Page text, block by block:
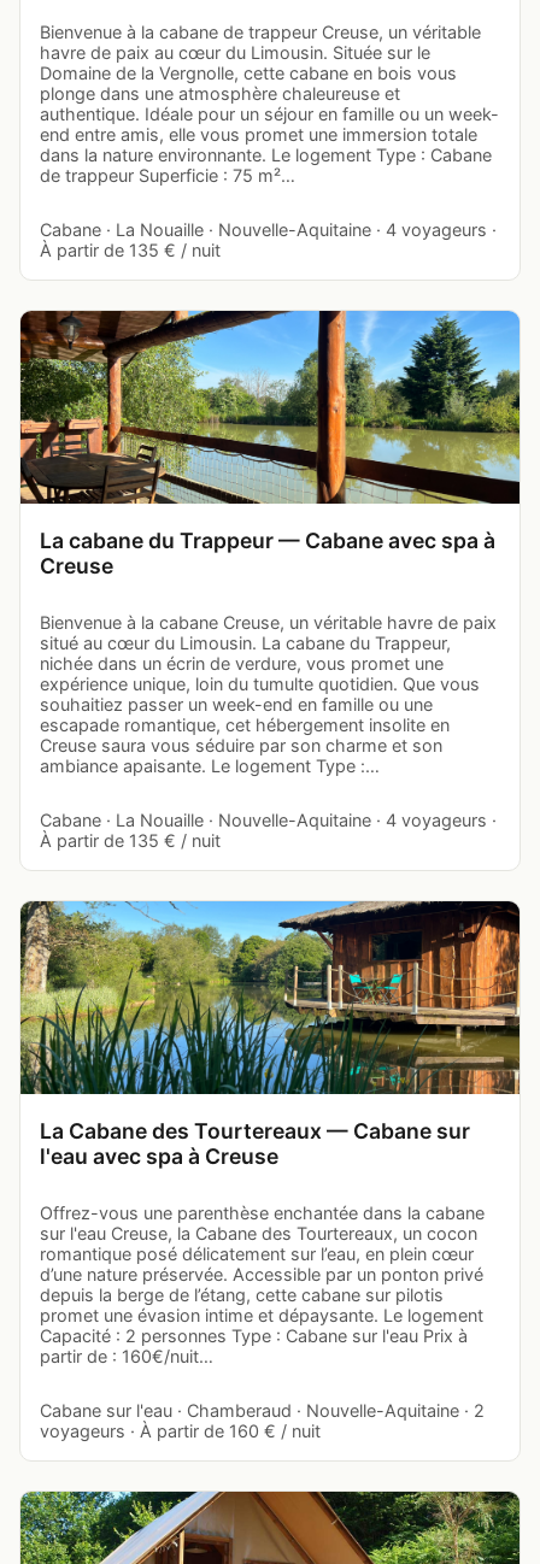
Bienvenue à la cabane de trappeur Creuse, un véritable
havre de paix au cœur du Limousin. Située sur le
Domaine de la Vergnolle, cette cabane en bois vous
plonge dans une atmosphère chaleureuse et
authentique. Idéale pour un séjour en famille ou un week-
end entre amis, elle vous promet une immersion totale
dans la nature environnante. Le logement Type : Cabane
de trappeur Superficie : 75 m²…
Cabane · La Nouaille · Nouvelle-Aquitaine · 4 voyageurs ·
À partir de 135 € / nuit
La cabane du Trappeur — Cabane avec spa à
Creuse
Bienvenue à la cabane Creuse, un véritable havre de paix
situé au cœur du Limousin. La cabane du Trappeur,
nichée dans un écrin de verdure, vous promet une
expérience unique, loin du tumulte quotidien. Que vous
souhaitiez passer un week-end en famille ou une
escapade romantique, cet hébergement insolite en
Creuse saura vous séduire par son charme et son
ambiance apaisante. Le logement Type :…
Cabane · La Nouaille · Nouvelle-Aquitaine · 4 voyageurs ·
À partir de 135 € / nuit
La Cabane des Tourtereaux — Cabane sur
l'eau avec spa à Creuse
Offrez-vous une parenthèse enchantée dans la cabane
sur l'eau Creuse, la Cabane des Tourtereaux, un cocon
romantique posé délicatement sur l’eau, en plein cœur
d’une nature préservée. Accessible par un ponton privé
depuis la berge de l’étang, cette cabane sur pilotis
promet une évasion intime et dépaysante. Le logement
Capacité : 2 personnes Type : Cabane sur l'eau Prix à
partir de : 160€/nuit…
Cabane sur l'eau · Chamberaud · Nouvelle-Aquitaine · 2
voyageurs · À partir de 160 € / nuit